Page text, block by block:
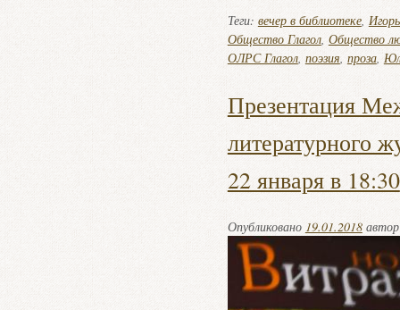
Теги: вечер в библиотеке,
Общество Глагол, Общество
ОЛРС Глагол, поэзия, проза,
Презентация
литературного
22 января в 18:30
Опубликовано 19.01.2018